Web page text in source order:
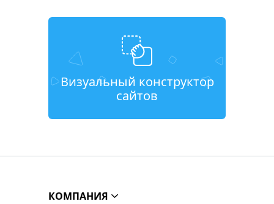
Визуальный конструктор
сайтов
КОМПАНИЯ